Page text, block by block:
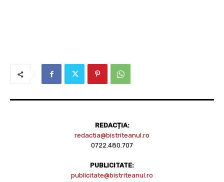
REDACȚIA:
redactia@bistriteanul.ro
0722.480.707
PUBLICITATE:
publicitate@bistriteanul.ro